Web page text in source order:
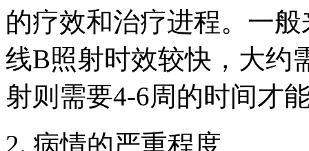
的疗效和治疗进程。一
线B照射时效较快，大约
射则需要4-6周的时间才
2. 病情的严重程度